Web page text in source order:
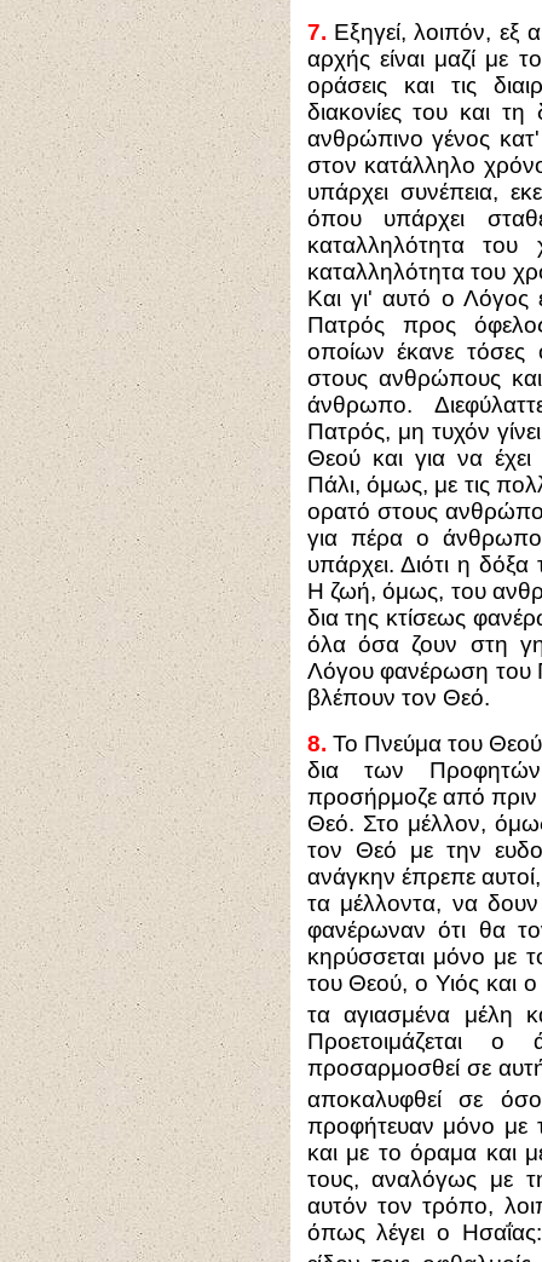
7. Εξηγεί, λοιπόν, εξ
αρχής είναι μαζί με
οράσεις και τις
διακονίες του και
ανθρώπινο γένος κατ'
στον κατάλληλο
υπάρχει συνέπεια,
όπου υπάρχει
καταλληλότητα
καταλληλότητα του
Και γι' αυτό ο Λόγος
Πατρός προς
οποίων έκανε τόσες
στους ανθρώπους
άνθρωπο.
Πατρός, μη τυχόν
Θεού και για να
Πάλι, όμως, με τις
ορατό στους
για πέρα ο
υπάρχει. Διότι η
Η ζωή, όμως, του
δια της κτίσεως
όλα όσα ζουν στη
Λόγου φανέρωση του
βλέπουν τον Θεό.
8. Το Πνεύμα του
δια των
προσήρμοζε από πριν
Θεό. Στο μέλλον,
τον Θεό με την
ανάγκην έπρεπε
τα μέλλοντα, να δουν
φανέρωναν ότι θα
κηρύσσεται μόνο με
του Θεού, ο Υιός και
τα αγιασμένα μέλη
Προετοιμάζεται ο
προσαρμοσθεί σε
αποκαλυφθεί σε
προφήτευαν μόνο με
και με το όραμα και
τους, αναλόγως με
αυτόν τον τρόπο,
όπως λέγει ο